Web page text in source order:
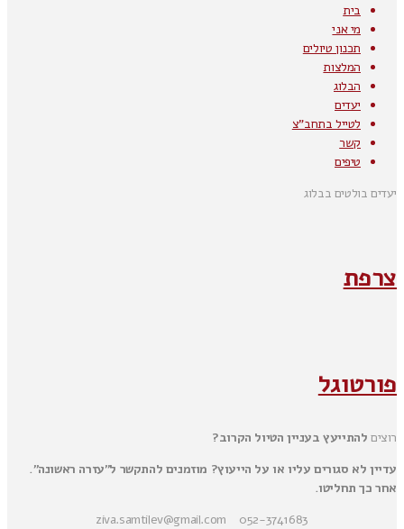
בית
מי אני
תכנון טיולים
המלצות
הבלוג
יעדים
לטייל בתחב"צ
קשר
טיפים
יעדים בולטים בבלוג
צרפת
פורטוגל
רוצים להתייעץ בעניין הטיול הקרוב?
עדיין לא סגורים עליו או על הייעוץ? מוזמנים להתקשר ל"עזרה ראשונה".
אחר כך תחליטו.
052-3741683 ziva.samtilev@gmail.com